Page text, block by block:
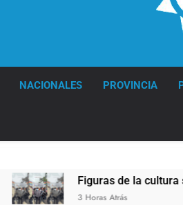
NACIONALES PROVINCIA
Figuras de la cultura se
3 Horas Atrás